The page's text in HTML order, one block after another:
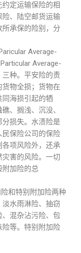
定运输保险的相
、陆空邮货运输
承保的险别，分
Average-
Average-
三种。平安险的责
物全损；货物在
海损引起的牺
、搁浅、沉没、
损失。水渍险是
保险公司的保险
项风险外，还承
害的风险。一切
附加险的总
和特别附加险两种
水雨淋险、抽窃
混杂沾污险、包
等。特别附加险